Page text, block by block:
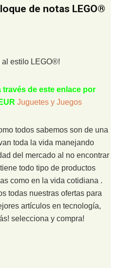
de notas LEGO®
al estilo LEGO®!
de este enlace por
Juguetes y Juegos
todos sabemos son de una
toda la vida manejando
del mercado al no encontrar
todo tipo de productos
como en la vida cotidiana .
todas nuestras ofertas para
artículos en tecnología,
selecciona y compra!